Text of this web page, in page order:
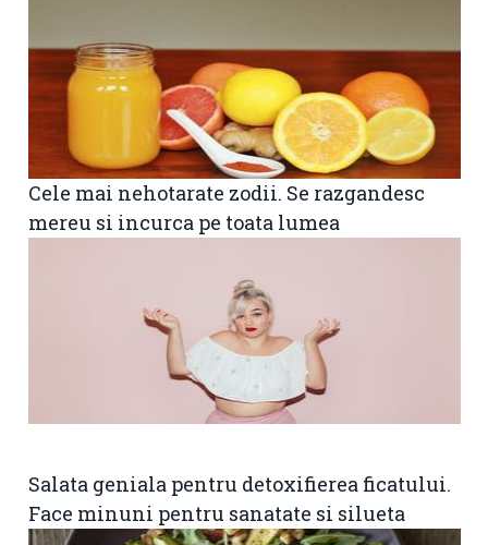
Cele mai nehotarate zodii. Se razgandesc
mereu si incurca pe toata lumea
Salata geniala pentru detoxifierea ficatului.
Face minuni pentru sanatate si silueta